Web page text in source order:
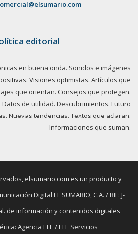
editorial
en buena onda. Sonidos e imágenes
Visiones optimistas. Artículos que
que orientan. Consejos que protegen.
de utilidad. Descubrimientos. Futuro
Nuevas tendencias. Textos que aclaran.
Informaciones que suman.
elsumario.com es un producto y
Digital EL SUMARIO, C.A. / RIF: J-
de información y contenidos digitales
Agencia EFE / EFE Servicios